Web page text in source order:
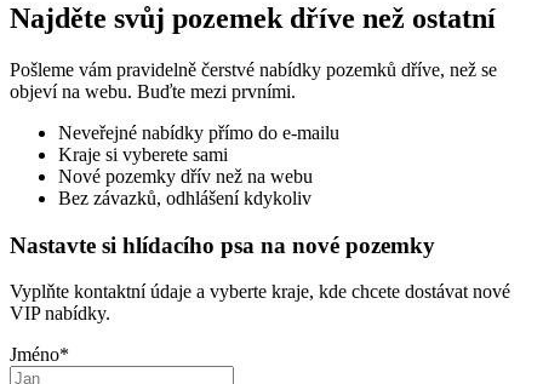
Najděte svůj pozemek dříve než ostatní
Pošleme vám pravidelně čerstvé nabídky pozemků dříve, než se
objeví na webu. Buďte mezi prvními.
Neveřejné nabídky přímo do e-mailu
Kraje si vyberete sami
Nové pozemky dřív než na webu
Bez závazků, odhlášení kdykoliv
Nastavte si hlídacího psa na nové pozemky
Vyplňte kontaktní údaje a vyberte kraje, kde chcete dostávat nové
VIP nabídky.
Jméno*